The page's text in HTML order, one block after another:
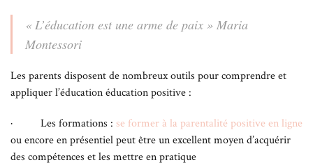
« L’éducation est une arme de paix » Maria
Montessori
Les parents disposent de nombreux outils pour comprendre et
appliquer l’éducation éducation positive :
· Les formations : se former à la parentalité positive en ligne
ou encore en présentiel peut être un excellent moyen d’acquérir
des compétences et les mettre en pratique